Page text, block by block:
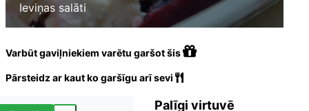
Ieviņas salāti
Varbūt gaviļniekiem varētu garšot šis
Pārsteidz ar kaut ko garšīgu arī sevi
Palīgi virtuvē